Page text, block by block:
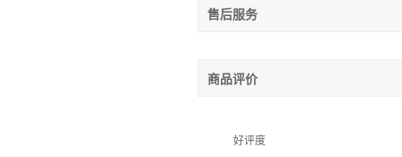
售后服务
商品评价
好评度